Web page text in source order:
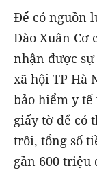
Để có nguồn
Đào Xuân Cơ
nhận được sự
xã hội TP Hà
bảo hiểm y
giấy tờ để có
trôi, tổng số
gần 600 triệu